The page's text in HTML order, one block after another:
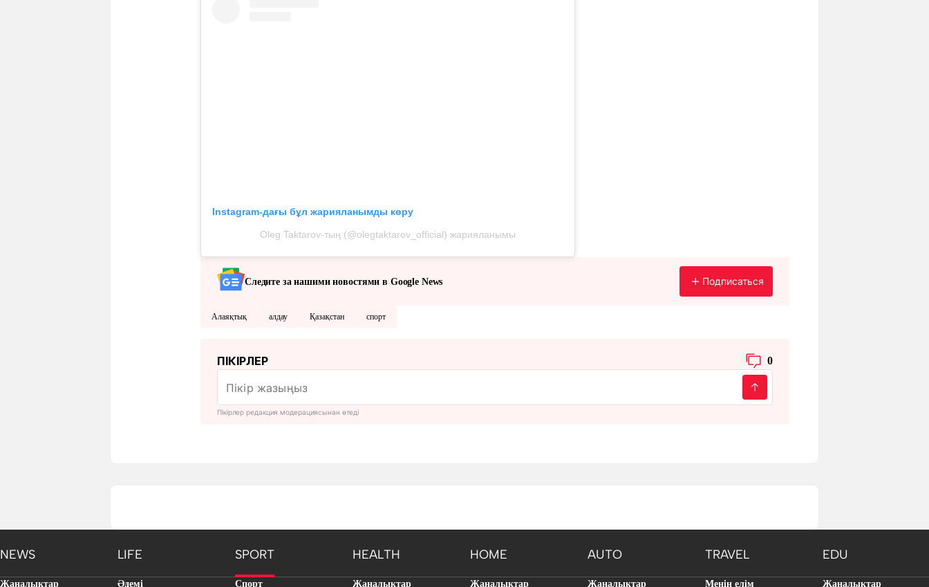
Instagram-дағы бұл жарияланымды көру
Oleg Taktarov-тың (@olegtaktarov_official) жарияланымы
Следите за нашими новостями в Google News Подписаться
Алаяқтық алдау Қазақстан спорт
ПІКІРЛЕР 0
Пікірлер редакция модерациясынан өтеді
NEWS LIFE SPORT HEALTH HOME AUTO TRAVEL EDU
Жаңалықтар Әдемі Спорт Жаңалықтар Жаңалықтар Жаңалықтар Менің елім Жаңалықтар